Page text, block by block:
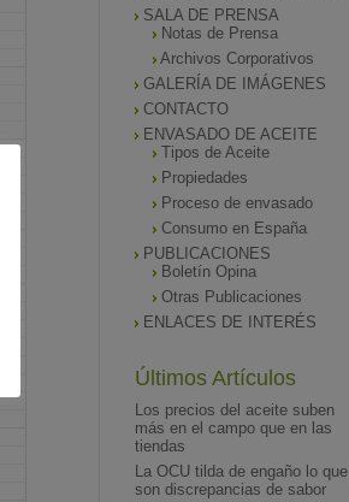
SALA DE PRENSA
Notas de Prensa
Archivos Corporativos
GALERÍA DE IMÁGENES
CONTACTO
ENVASADO DE ACEITE
Tipos de Aceite
Propiedades
Proceso de envasado
Consumo en España
PUBLICACIONES
Boletín Opina
Otras Publicaciones
ENLACES DE INTERÉS
Últimos Artículos
Los precios del aceite suben
más en el campo que en las
tiendas
La OCU tilda de engaño lo que
son discrepancias de sabor